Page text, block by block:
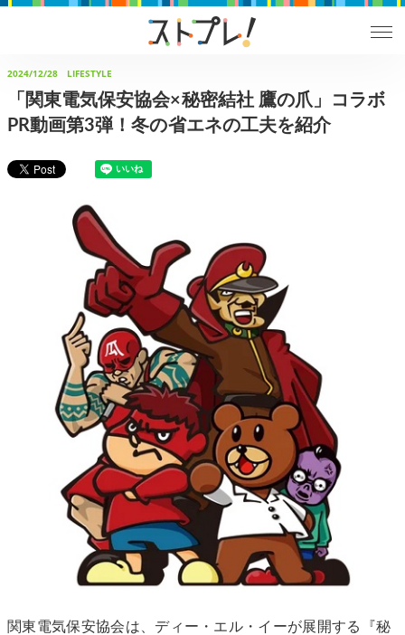
2024/12/28 LIFESTYLE
「関東電気保安協会×秘密結社 鷹の爪」コラボ
PR動画第3弾！冬の省エネの工夫を紹介
関東電気保安協会は、ディー・エル・イーが展開する『秘